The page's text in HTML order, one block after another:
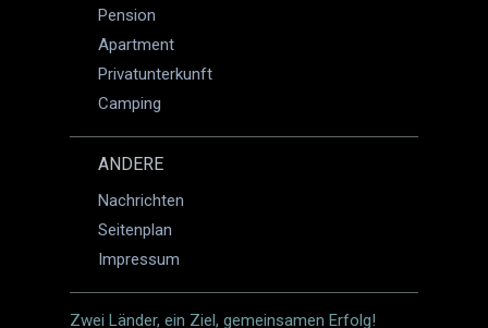
Pension
Apartment
Privatunterkunft
Camping
ANDERE
Nachrichten
Seitenplan
Impressum
Zwei Länder, ein Ziel, gemeinsamen Erfolg!